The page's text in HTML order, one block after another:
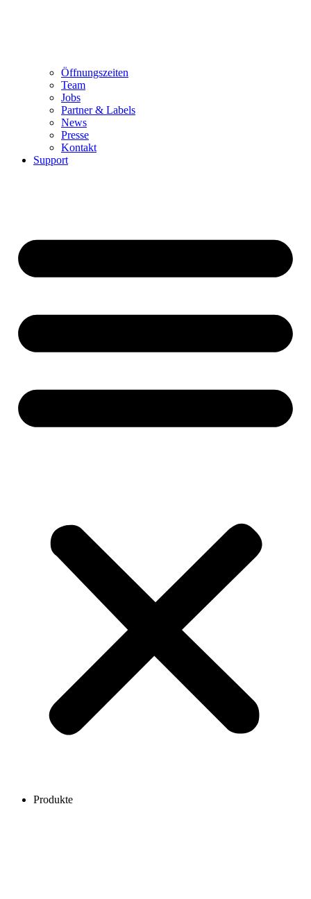
Öffnungszeiten
Team
Jobs
Partner & Labels
News
Presse
Kontakt
Support
Produkte